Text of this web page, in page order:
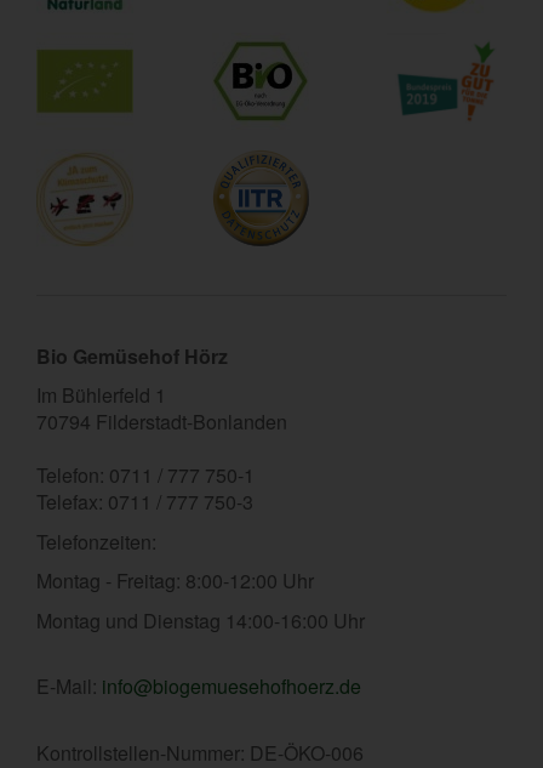
Bio Gemüsehof Hörz
Im Bühlerfeld 1
70794 Filderstadt-Bonlanden
Telefon: 0711 / 777 750-1
Telefax: 0711 / 777 750-3
Telefonzeiten:
Montag - Freitag: 8:00-12:00 Uhr
Montag und Dienstag 14:00-16:00 Uhr
E-Mail: info@biogemuesehofhoerz.de
Kontrollstellen-Nummer: DE-ÖKO-006